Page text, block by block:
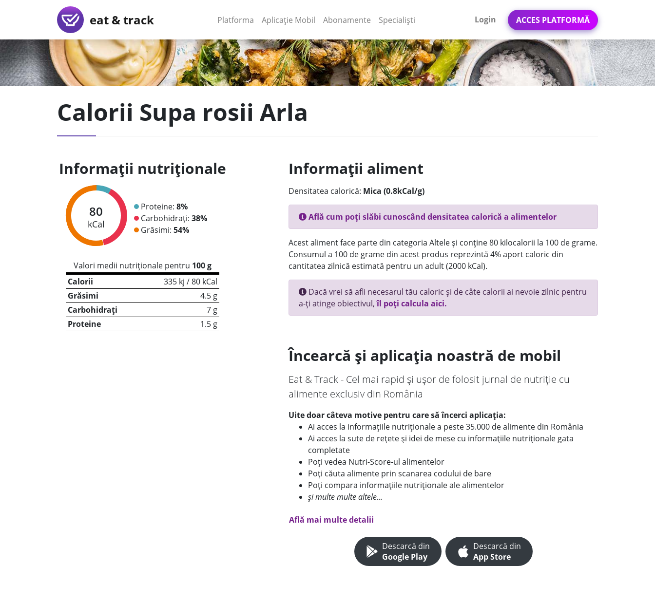
eat & track Platforma (current)
Aplicație Mobil (current)
Abonamente Specialiști Login ACCES PLATFORMĂ
Calorii Supa rosii Arla
Informații nutriționale
80
kCal
Proteine: 8%
Carbohidrați: 38%
Grăsimi: 54%
Valori medii nutriționale pentru 100 g
Calorii
335 kj / 80 kCal
Grăsimi
4.5 g
Carbohidrați
7 g
Proteine
1.5 g
Informații aliment
Densitatea calorică: Mica (0.8kCal/g)
Află cum poți slăbi cunoscând densitatea calorică a alimentelor
Acest aliment face parte din categoria Altele și conține 80 kilocalorii la 100 de grame.
Consumul a 100 de grame din acest produs reprezintă 4% aport caloric din
cantitatea zilnică estimată pentru un adult (2000 kCal).
Dacă vrei să afli necesarul tău caloric și de câte calorii ai nevoie zilnic pentru
a-ți atinge obiectivul,îl poți calcula aici.
Încearcă și aplicația noastră de mobil
Eat & Track - Cel mai rapid și ușor de folosit jurnal de nutriție cu
alimente exclusiv din România
Uite doar câteva motive pentru care să încerci aplicația:
Ai acces la informațiile nutriționale a peste 35.000 de alimente din România
Ai acces la sute de rețete și idei de mese cu informațiile nutriționale gata
completate
Poți vedea Nutri-Score-ul alimentelor
Poți căuta alimente prin scanarea codului de bare
Poți compara informațiile nutriționale ale alimentelor
și multe multe altele...
Află mai multe detalii
Descarcă din
Google Play
Descarcă din
App Store